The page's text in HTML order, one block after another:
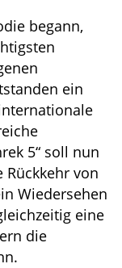
begann,
ein
5“ soll nun
Rückkehr von
Wiedersehen
eine
die